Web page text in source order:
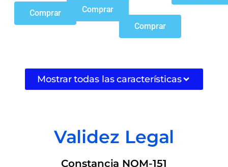
Comprar Comprar
Comprar
Mostrar todas las características
Validez Legal
Constancia NOM-151